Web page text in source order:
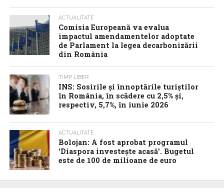
ACTUALITATE
Comisia Europeană va evalua
impactul amendamentelor adoptate
de Parlament la legea decarbonizării
din România
TIMP LIBER
INS: Sosirile și înnoptările turiștilor
în România, în scădere cu 2,5% și,
respectiv, 5,7%, în iunie 2026
ACTUALITATE
Bolojan: A fost aprobat programul
‘Diaspora investește acasă’. Bugetul
este de 100 de milioane de euro